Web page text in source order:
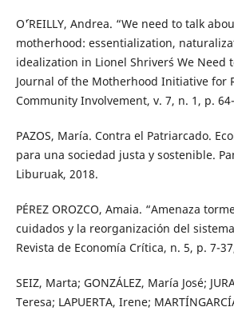
O´'REILLY, Andrea. “We need to talk
motherhood: essentialization,
idealization in Lionel Shriver´s We Need
Journal of the Motherhood Initiative for
Community Involvement, v. 7, n. 1, p.
PAZOS, María. Contra el Patriarcado.
para una sociedad justa y sostenible.
Liburuak, 2018.
PÉREZ OROZCO, Amaia. “Amenaza
cuidados y la reorganización del
Revista de Economía Crítica, n. 5, p. 7-
SEIZ, Marta; GONZÁLEZ, María José;
Teresa; LAPUERTA, Irene;